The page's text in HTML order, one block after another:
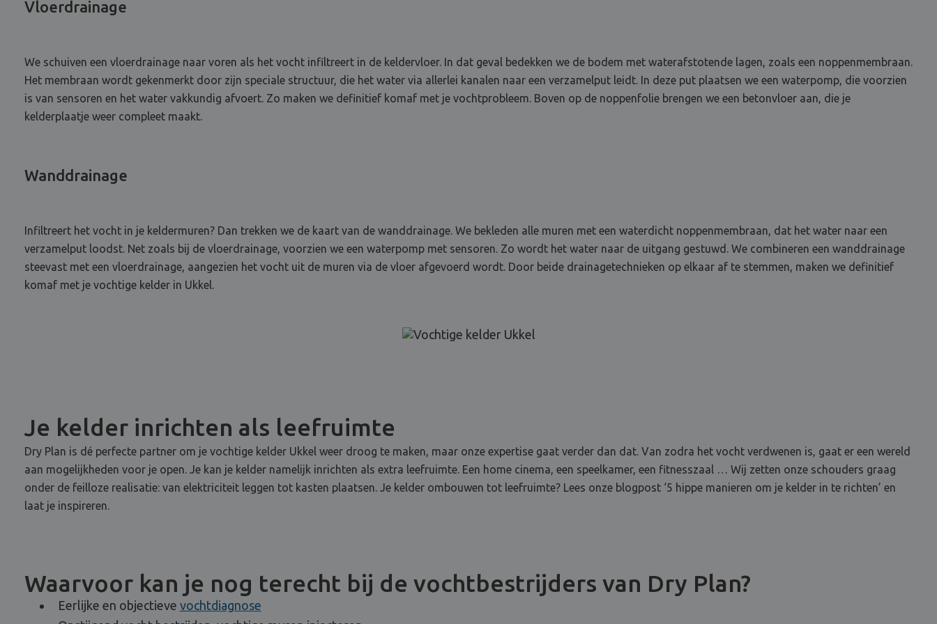
Vloerdrainage
We schuiven een vloerdrainage naar voren als het vocht infiltreert in de keldervloer. In dat geval bedekken we de bodem met waterafstotende lagen, zoals een noppenmembraan.
Het membraan wordt gekenmerkt door zijn speciale structuur, die het water via allerlei kanalen naar een verzamelput leidt. In deze put plaatsen we een waterpomp, die voorzien
is van sensoren en het water vakkundig afvoert. Zo maken we definitief komaf met je vochtprobleem. Boven op de noppenfolie brengen we een betonvloer aan, die je
kelderplaatje weer compleet maakt.
Wanddrainage
Infiltreert het vocht in je keldermuren? Dan trekken we de kaart van de wanddrainage. We bekleden alle muren met een waterdicht noppenmembraan, dat het water naar een
verzamelput loodst. Net zoals bij de vloerdrainage, voorzien we een waterpomp met sensoren. Zo wordt het water naar de uitgang gestuwd. We combineren een wanddrainage
steevast met een vloerdrainage, aangezien het vocht uit de muren via de vloer afgevoerd wordt. Door beide drainagetechnieken op elkaar af te stemmen, maken we definitief
komaf met je vochtige kelder in Ukkel.
Je kelder inrichten als leefruimte
Dry Plan is dé perfecte partner om je vochtige kelder Ukkel weer droog te maken, maar onze expertise gaat verder dan dat. Van zodra het vocht verdwenen is, gaat er een wereld
aan mogelijkheden voor je open. Je kan je kelder namelijk inrichten als extra leefruimte. Een home cinema, een speelkamer, een fitnesszaal … Wij zetten onze schouders graag
onder de feilloze realisatie: van elektriciteit leggen tot kasten plaatsen. Je kelder ombouwen tot leefruimte? Lees onze blogpost ‘5 hippe manieren om je kelder in te richten’ en
laat je inspireren.
Waarvoor kan je nog terecht bij de vochtbestrijders van Dry Plan?
Eerlijke en objectieve vochtdiagnose